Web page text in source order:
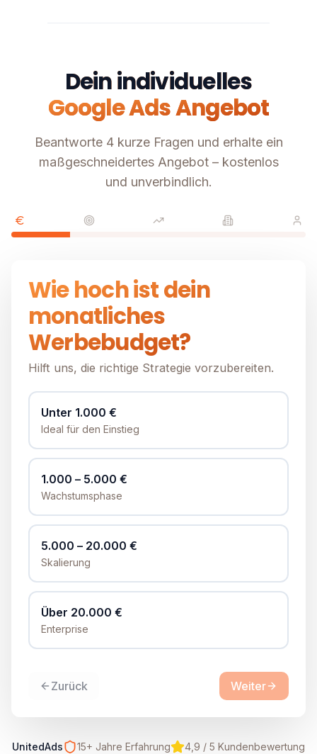
Dein individuelles
Google Ads Angebot
Beantworte 4 kurze Fragen und erhalte ein
maßgeschneidertes Angebot – kostenlos
und unverbindlich.
Wie hoch ist dein
monatliches
Werbebudget?
Hilft uns, die richtige Strategie vorzubereiten.
Unter 1.000 €
Ideal für den Einstieg
1.000 – 5.000 €
Wachstumsphase
5.000 – 20.000 €
Skalierung
Über 20.000 €
Enterprise
Zurück Weiter
UnitedAds 15+ Jahre Erfahrung
4,9 / 5 Kundenbewertung